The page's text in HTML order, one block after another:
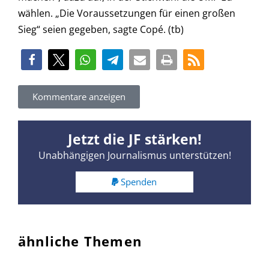
wählen. „Die Voraussetzungen für einen großen
Sieg“ seien gegeben, sagte Copé. (tb)
Kommentare anzeigen
Jetzt die JF stärken!
Unabhängigen Journalismus unterstützen!
Spenden
ähnliche Themen